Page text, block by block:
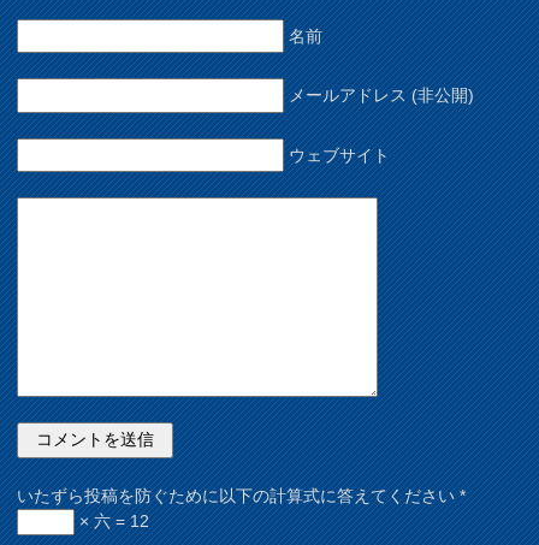
名前
メールアドレス (非公開)
ウェブサイト
いたずら投稿を防ぐために以下の計算式に答えてください*
× 六 = 12